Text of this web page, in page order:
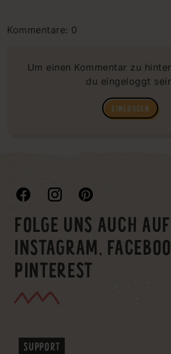
Kommentare: 0
Um einen Kommentar zu
du eingeloggt
EINLOGGEN
FOLGE UNS AUCH AUF
INSTAGRAM,
PINTEREST
SUPPORT